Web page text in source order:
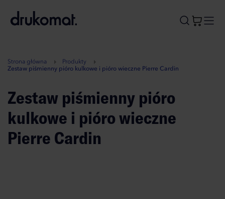
A
Strona główna
Produkty
Zestaw piśmienny pióro kulkowe i pióro wieczne Pierre Cardin
Zestaw piśmienny pióro
kulkowe i pióro wieczne
Pierre Cardin